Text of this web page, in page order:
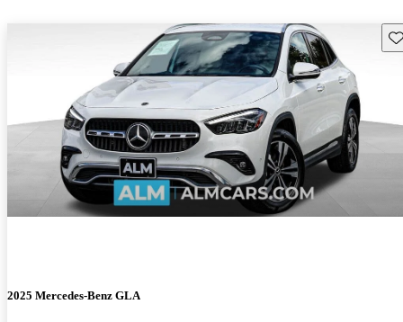
2025 Mercedes-Benz GLA